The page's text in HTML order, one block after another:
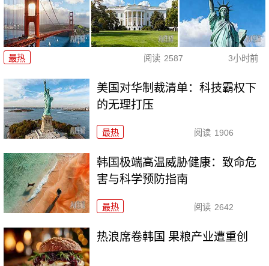
最热 阅读 2587 3小时前
美国对华制裁清单：科技霸权下
的无理打压
最热 阅读 1906
韩国极端高温威胁健康：致命危
害与科学预防指南
最热 阅读 2642
热浪席卷韩国 果粮产业遭重创